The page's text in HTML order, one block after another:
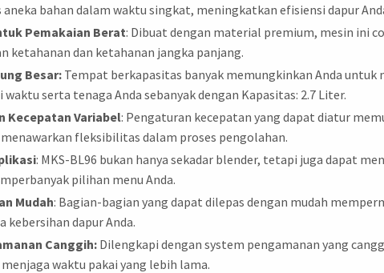
aneka bahan dalam waktu singkat, meningkatkan efisiensi dapur
Pemakaian Berat: Dibuat dengan material premium, mesin ini
ketahanan dan ketahanan jangka panjang.
Besar: Tempat berkapasitas banyak memungkinkan Anda
serta tenaga Anda sebanyak dengan Kapasitas: 2.7 Liter.
Kecepatan Variabel: Pengaturan kecepatan yang dapat diatur
fleksibilitas dalam proses pengolahan.
: MKS-BL96 bukan hanya sekadar blender, tetapi juga dapat
pilihan menu Anda.
Mudah: Bagian-bagian yang dapat dilepas dengan mudah
kebersihan dapur Anda.
Canggih:Dilengkapi dengan system pengamanan yang
waktu pakai yang lebih lama.